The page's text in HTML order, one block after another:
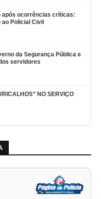
ocorrências críticas:
ao Policial Civil
da Segurança Pública e
servidores
NO SERVIÇO